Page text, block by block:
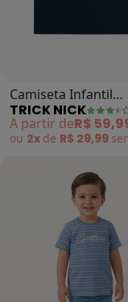
Camiseta Infantil
Masculina (Azul)
TRICK NICK
A partir deR$
ou 2x de R$ 29,99